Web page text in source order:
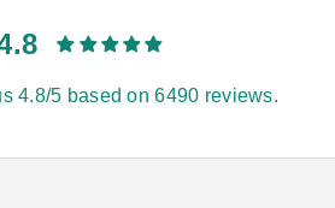
4.8/5 based on 6490 reviews.